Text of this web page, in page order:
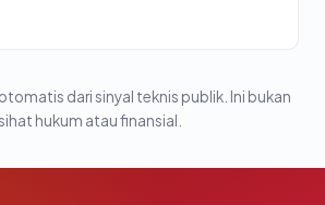
dari sinyal teknis publik. Ini bukan
hukum atau finansial.